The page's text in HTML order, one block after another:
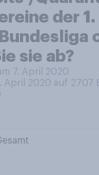
der 1.
sie ab?
7. April 2020
April 2020 auf 2707